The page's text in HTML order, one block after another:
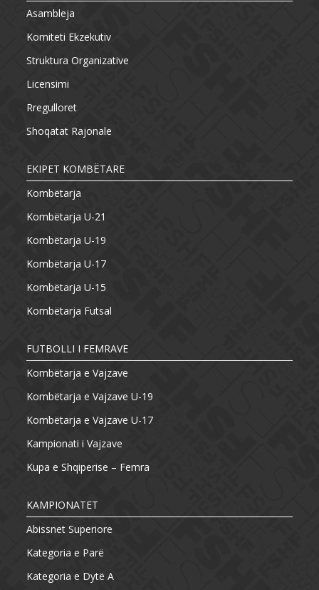
Asambleja
Komiteti Ekzekutiv
Struktura Organizative
Licensimi
Rregulloret
Shoqatat Rajonale
EKIPET KOMBËTARE
Kombëtarja
Kombëtarja U-21
Kombëtarja U-19
Kombëtarja U-17
Kombëtarja U-15
Kombëtarja Futsal
FUTBOLLI I FEMRAVE
Kombëtarja e Vajzave
Kombëtarja e Vajzave U-19
Kombëtarja e Vajzave U-17
Kampionati i Vajzave
Kupa e Shqiperise – Femra
KAMPIONATET
Abissnet Superiore
Kategoria e Parë
Kategoria e Dytë A